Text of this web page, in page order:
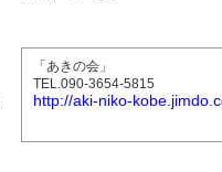
「あきの会」
TEL.090-3654-5815
http://aki-niko-